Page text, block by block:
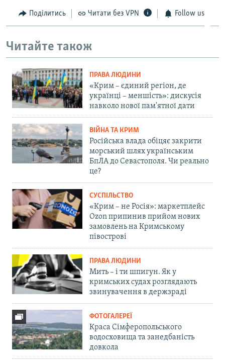
Поділитись Читати без VPN Follow us
Читайте також
ПРАВА ЛЮДИНИ
«Крим – єдиний регіон, де
українці – меншість»: дискусія
навколо нової пам'ятної дати
ВІЙНА ТА КРИМ
Російська влада обіцяє закрити
морський шлях українським
БпЛА до Севастополя. Чи реально
це?
СУСПІЛЬСТВО
«Крим – не Росія»: маркетплейс
Ozon припинив прийом нових
замовлень на Кримському
півострові
ПРАВА ЛЮДИНИ
Мить – і ти шпигун. Як у
кримських судах розглядають
звинувачення в держзраді
ФОТОГАЛЕРЕЇ
Краса Сімферопольського
водосховища та занедбаність
довкола